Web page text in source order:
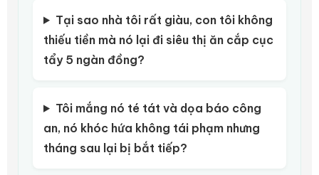
Tại sao nhà tôi rất giàu, con tôi không
thiếu tiền mà nó lại đi siêu thị ăn cắp cục
tẩy 5 ngàn đồng?
Tôi mắng nó té tát và dọa báo công
an, nó khóc hứa không tái phạm nhưng
tháng sau lại bị bắt tiếp?